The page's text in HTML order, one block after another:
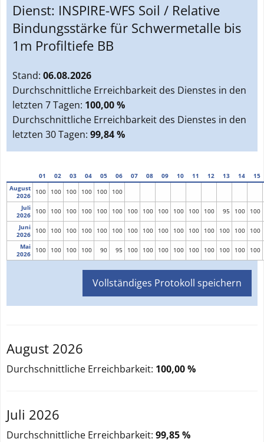
Dienst: INSPIRE-WFS Soil / Relative
Bindungsstärke für Schwermetalle bis
1m Profiltiefe BB
Stand: 06.08.2026
Durchschnittliche Erreichbarkeit des Dienstes in den
letzten 7 Tagen: 100,00 %
Durchschnittliche Erreichbarkeit des Dienstes in den
letzten 30 Tagen: 99,84 %
01 02 03 04 05 06 07 08 09 10 11 12 13 14
15
August
2026
100 100 100 100 100 100
Juli
2026
100 100 100 100 100 100 100 100 100 100 100 100 95 100 100
Juni
2026
100 100 100 100 100 100 100 100 100 100 100 100 100 100 100
Mai
2026
100 100 100 100 90 95 100 100 100 100 100 100 100 100 100
Vollständiges Protokoll speichern
August 2026
Durchschnittliche Erreichbarkeit: 100,00 %
Juli 2026
Durchschnittliche Erreichbarkeit: 99,85 %